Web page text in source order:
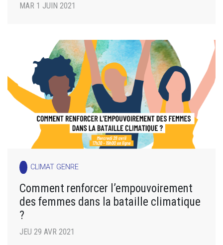
MAR 1 JUIN 2021
CLIMAT GENRE
Comment renforcer l’empouvoirement
des femmes dans la bataille climatique
?
JEU 29 AVR 2021